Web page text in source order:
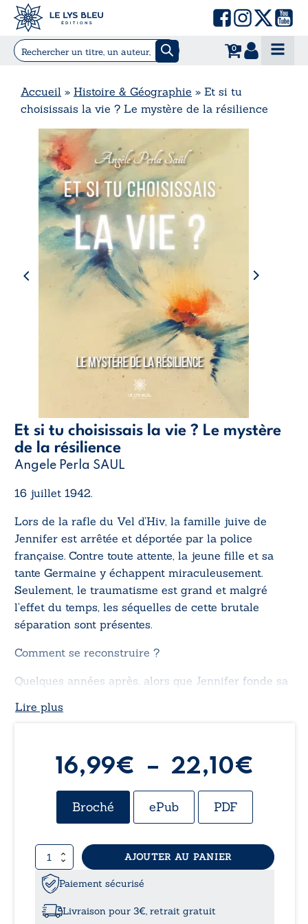
0
Accueil » Histoire & Géographie » Et si tu
choisissais la vie ? Le mystère de la résilience
Et si tu choisissais la vie ? Le mystère
de la résilience
Angele Perla SAUL
16 juillet 1942.
Lors de la rafle du Vel d’Hiv, la famille juive de
Jennifer est arrêtée et déportée par la police
française. Contre toute attente, la jeune fille et sa
tante Germaine y échappent miraculeusement.
Seulement, le traumatisme est grand et malgré
l’effet du temps, les séquelles de cette brutale
séparation sont présentes.
Comment se reconstruire ?
Quelques années après, alors que Jennifer fonde sa
se pose un délicat problème : révéler à leur enfant
Lire plus
16,99€ – 22,10€
Broché ePub PDF
quantité
de
Et
tu
AJOUTER AU PANIER
Paiement sécurisé
Livraison pour 3€, retrait gratuit